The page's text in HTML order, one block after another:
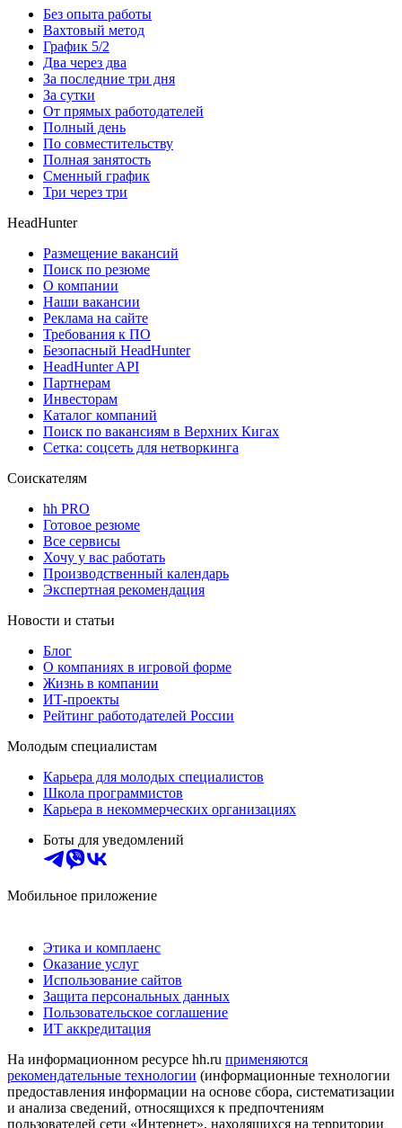
Без опыта работы
Вахтовый метод
График 5/2
Два через два
За последние три дня
За сутки
От прямых работодателей
Полный день
По совместительству
Полная занятость
Сменный график
Три через три
HeadHunter
Размещение вакансий
Поиск по резюме
О компании
Наши вакансии
Реклама на сайте
Требования к ПО
Безопасный HeadHunter
HeadHunter API
Партнерам
Инвесторам
Каталог компаний
Поиск по вакансиям в Верхних Кигах
Сетка: соцсеть для нетворкинга
Соискателям
hh PRO
Готовое резюме
Все сервисы
Хочу у вас работать
Производственный календарь
Экспертная рекомендация
Новости и статьи
Блог
О компаниях в игровой форме
Жизнь в компании
ИТ-проекты
Рейтинг работодателей России
Молодым специалистам
Карьера для молодых специалистов
Школа программистов
Карьера в некоммерческих организациях
Боты для уведомлений
Мобильное приложение
Этика и комплаенс
Оказание услуг
Использование сайтов
Защита персональных данных
Пользовательское соглашение
ИТ аккредитация
На информационном ресурсе hh.ru применяются
рекомендательные технологии (информационные технологии
предоставления информации на основе сбора, систематизации
и анализа сведений, относящихся к предпочтениям
пользователей сети «Интернет», находящихся на территории